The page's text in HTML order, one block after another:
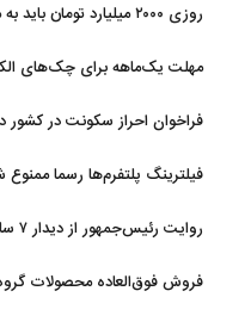
روزی ۲۰۰۰ میلیارد تومان باید به مسکن ملی تزریق شود
مهلت یک‌ماهه برای چک‌های
فراخوان احراز سکونت در
فیلترینگ پلتفرم‌ها رسما
روایت رئیس‌جمهور از دیدار ۷ ساعته با رهبر
فروش فوق‌العاده محصولات